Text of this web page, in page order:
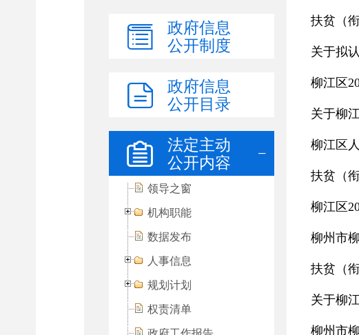
政府信息
公开制度
政府信息
公开目录
法定主动
公开内容
领导之窗
机构职能
数据发布
人事信息
规划计划
权责清单